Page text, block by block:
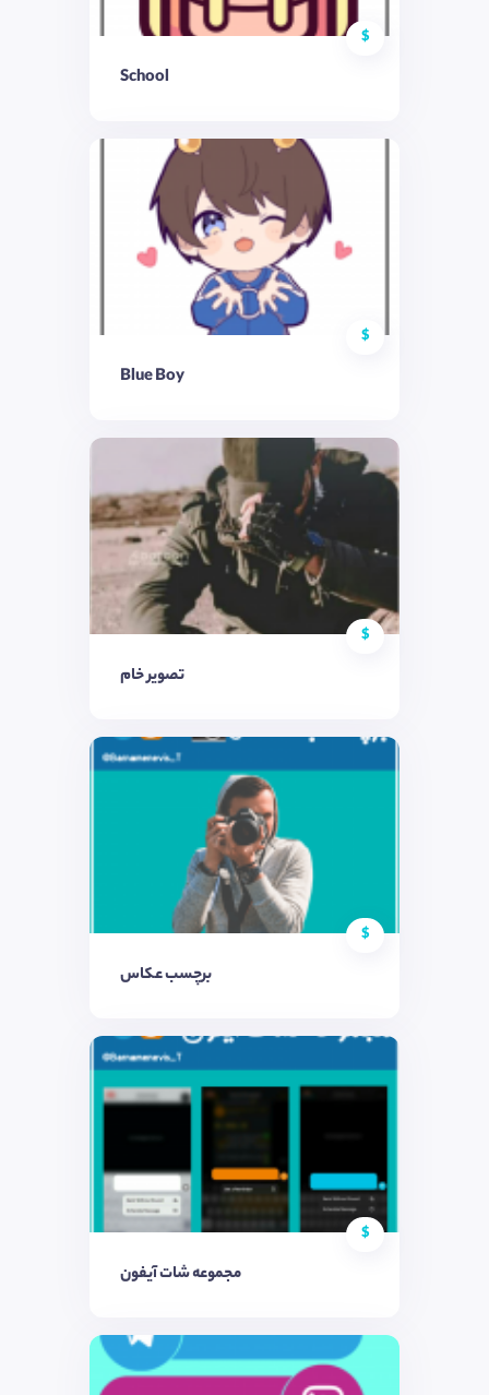
$
School
$
Blue Boy
$
تصویر خام
$
برچسب عکاس
$
مجموعه شات آیفون